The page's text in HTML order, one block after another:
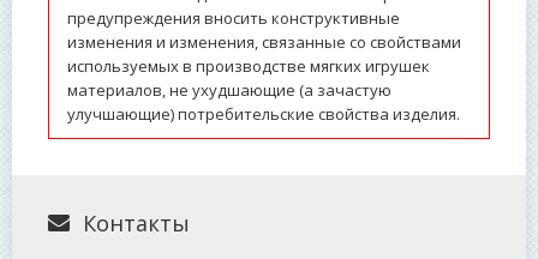
предупреждения вносить конструктивные
изменения и изменения, связанные со свойствами
используемых в производстве мягких игрушек
материалов, не ухудшающие (а зачастую
улучшающие) потребительские свойства изделия.
Контакты